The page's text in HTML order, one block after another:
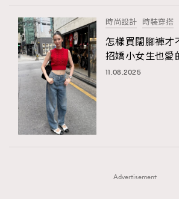
FigaroHub
FigaroIcon
FigaroInsight 156
FigaroIssue
FigaroMasterclass
FigaroStyle
法國五月French May專訪四位香
時尚設計 時裝穿搭
怎樣買闊腳褲才
招嬌小女生也愛
11.08.2025
Advertisement